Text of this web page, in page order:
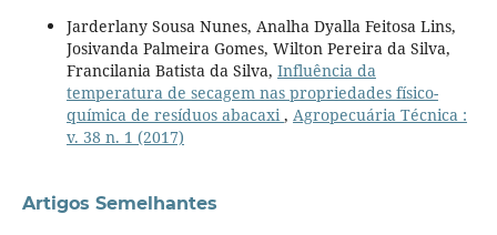
Jarderlany Sousa Nunes, Analha Dyalla Feitosa Lins,
Josivanda Palmeira Gomes, Wilton Pereira da Silva,
Francilania Batista da Silva, Influência da
temperatura de secagem nas propriedades físico-
química de resíduos abacaxi, Agropecuária Técnica :
v. 38 n. 1 (2017)
Artigos Semelhantes